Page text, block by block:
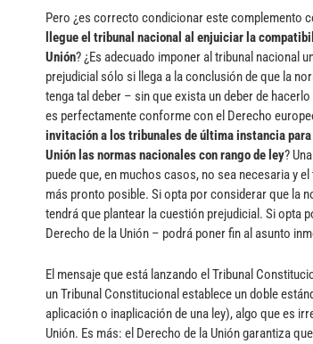
Pero ¿es correcto condicionar este complemento
llegue el tribunal nacional al enjuiciar la
Unión? ¿Es adecuado imponer al tribunal nacional
prejudicial sólo si llega a la conclusión de que la
tenga tal deber – sin que exista un deber de hacerlo
es perfectamente conforme con el Derecho
invitación a los tribunales de última instancia
Unión las normas nacionales con rango de ley?
puede que, en muchos casos, no sea necesaria y
más pronto posible. Si opta por considerar que la
tendrá que plantear la cuestión prejudicial. Si opta
Derecho de la Unión – podrá poner fin al asunto
El mensaje que está lanzando el Tribunal
un Tribunal Constitucional establece un doble
aplicación o inaplicación de una ley), algo que es
Unión. Es más: el Derecho de la Unión garantiza